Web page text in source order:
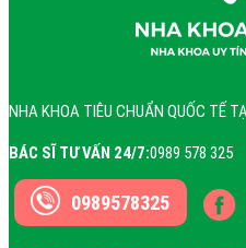
NHA KHOA TIÊU CHUẨN QUỐC TẾ
BÁC SĨ TƯ VẤN 24/7:0989 578 325
0989578325